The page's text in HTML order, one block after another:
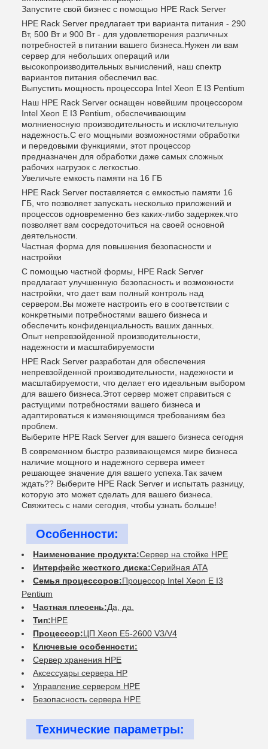
Запустите свой бизнес с помощью HPE Rack Server
HPE Rack Server предлагает три варианта питания - 290
Вт, 500 Вт и 900 Вт - для удовлетворения различных
потребностей в питании вашего бизнеса.Нужен ли вам
сервер для небольших операций или
высокопроизводительных вычислений, наш спектр
вариантов питания обеспечил вас.
Выпустить мощность процессора Intel Xeon E I3 Pentium
Наш HPE Rack Server оснащен новейшим процессором
Intel Xeon E I3 Pentium, обеспечивающим
молниеносную производительность и исключительную
надежность.С его мощными возможностями обработки
и передовыми функциями, этот процессор
предназначен для обработки даже самых сложных
рабочих нагрузок с легкостью.
Увеличьте емкость памяти на 16 ГБ
HPE Rack Server поставляется с емкостью памяти 16
ГБ, что позволяет запускать несколько приложений и
процессов одновременно без каких-либо задержек.что
позволяет вам сосредоточиться на своей основной
деятельности.
Частная форма для повышения безопасности и
настройки
С помощью частной формы, HPE Rack Server
предлагает улучшенную безопасность и возможности
настройки, что дает вам полный контроль над
сервером.Вы можете настроить его в соответствии с
конкретными потребностями вашего бизнеса и
обеспечить конфиденциальность ваших данных.
Опыт непревзойденной производительности,
надежности и масштабируемости
HPE Rack Server разработан для обеспечения
непревзойденной производительности, надежности и
масштабируемости, что делает его идеальным выбором
для вашего бизнеса.Этот сервер может справиться с
растущими потребностями вашего бизнеса и
адаптироваться к изменяющимся требованиям без
проблем.
Выберите HPE Rack Server для вашего бизнеса сегодня
В современном быстро развивающемся мире бизнеса
наличие мощного и надежного сервера имеет
решающее значение для вашего успеха.Так зачем
ждать?? Выберите HPE Rack Server и испытать разницу,
которую это может сделать для вашего бизнеса.
Свяжитесь с нами сегодня, чтобы узнать больше!
Особенности:
Наименование продукта:Сервер на стойке HPE
Интерфейс жесткого диска:Серийная ATA
Семья процессоров:Процессор Intel Xeon E I3
Pentium
Частная плесень:Да, да.
Тип:HPE
Процессор:ЦП Xeon E5-2600 V3/V4
Ключевые особенности:
Сервер хранения HPE
Аксессуары сервера HP
Управление сервером HPE
Безопасность сервера HPE
Технические параметры: